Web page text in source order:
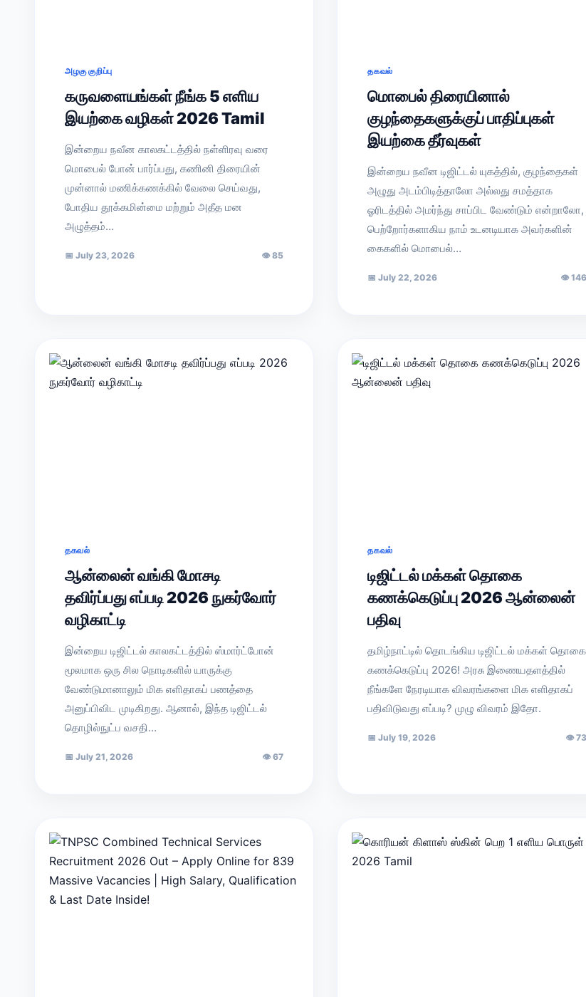
அழகு குறிப்பு
கருவளையங்கள் நீங்க 5 எளிய
இயற்கை வழிகள் 2026 Tamil
இன்றைய நவீன காலகட்டத்தில் நள்ளிரவு வரை
மொபைல் போன் பார்ப்பது, கணினி திரையின்
முன்னால் மணிக்கணக்கில் வேலை செய்வது,
போதிய தூக்கமின்மை மற்றும் அதீத மன
அழுத்தம்…
📅 July 23, 2026 👁85
தகவல்
மொபைல் திரையினால்
குழந்தைகளுக்குப் பாதிப்புகள்
இயற்கை தீர்வுகள்
இன்றைய நவீன டிஜிட்டல் யுகத்தில், குழந்தைகள்
அழுது அடம்பிடித்தாலோ அல்லது சமத்தாக
ஓரிடத்தில் அமர்ந்து சாப்பிட வேண்டும் என்றாலோ,
பெற்றோர்களாகிய நாம் உடனடியாக அவர்களின்
கைகளில் மொபைல்…
📅 July 22, 2026 👁146
தகவல்
ஆன்லைன் வங்கி மோசடி
தவிர்ப்பது எப்படி 2026 நுகர்வோர்
வழிகாட்டி
இன்றைய டிஜிட்டல் காலகட்டத்தில் ஸ்மார்ட்போன்
மூலமாக ஒரு சில நொடிகளில் யாருக்கு
வேண்டுமானாலும் மிக எளிதாகப் பணத்தை
அனுப்பிவிட முடிகிறது. ஆனால், இந்த டிஜிட்டல்
தொழில்நுட்ப வசதி…
📅 July 21, 2026 👁67
தகவல்
டிஜிட்டல் மக்கள் தொகை
கணக்கெடுப்பு 2026 ஆன்லைன்
பதிவு
தமிழ்நாட்டில் தொடங்கிய டிஜிட்டல் மக்கள் தொகை
கணக்கெடுப்பு 2026! அரசு இணையதளத்தில்
நீங்களே நேரடியாக விவரங்களை மிக எளிதாகப்
பதிவிடுவது எப்படி? முழு விவரம் இதோ.
📅 July 19, 2026 👁73